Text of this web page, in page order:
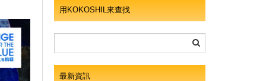
用KOKOSHIL來查找
最新資訊